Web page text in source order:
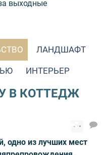
выходные
ЛАНДШАФТ
ИНТЕРЬЕР
В КОТТЕДЖ
одно из лучших мест